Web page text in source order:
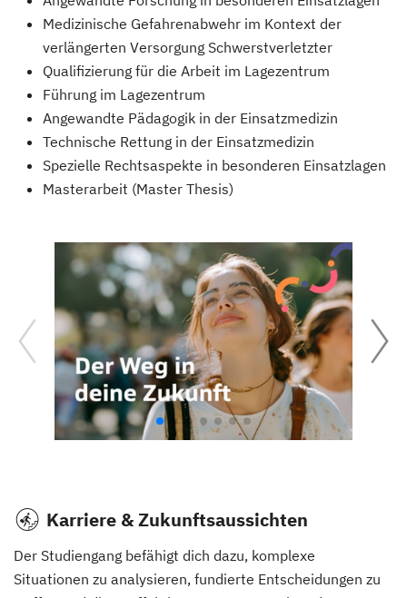
Medizinische Gefahrenabwehr im Kontext der
verlängerten Versorgung Schwerstverletzter
Qualifizierung für die Arbeit im Lagezentrum
Führung im Lagezentrum
Angewandte Pädagogik in der Einsatzmedizin
Technische Rettung in der Einsatzmedizin
Spezielle Rechtsaspekte in besonderen Einsatzlagen
Masterarbeit (Master Thesis)
Karriere & Zukunftsaussichten
Der Studiengang befähigt dich dazu, komplexe
Situationen zu analysieren, fundierte Entscheidungen zu